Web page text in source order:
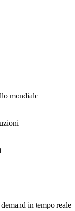
mondiale
in tempo reale